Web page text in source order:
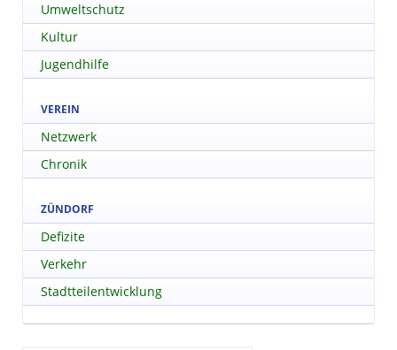
Umweltschutz
Kultur
Jugendhilfe
VEREIN
Netzwerk
Chronik
ZÜNDORF
Defizite
Verkehr
Stadtteilentwicklung